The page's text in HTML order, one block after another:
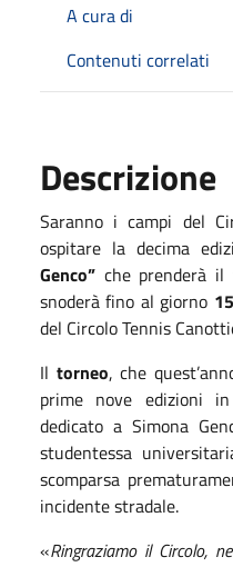
A cura di
Contenuti correlati
Descrizione
Saranno i campi del
ospitare la decima
Genco” che prenderà
snoderà fino al giorno
del Circolo Tennis
Il torneo, che
prime nove edizioni
dedicato a Simona
studentessa
scomparsa
incidente stradale.
«Ringraziamo il Circolo,